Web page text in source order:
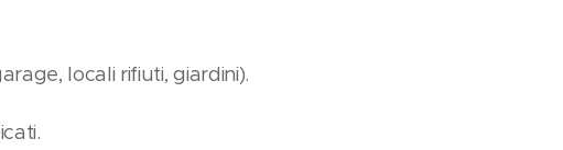
locali rifiuti, giardini).